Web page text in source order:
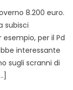
8.200 euro.
subisci
per il Pd
interessante
sugli scranni di